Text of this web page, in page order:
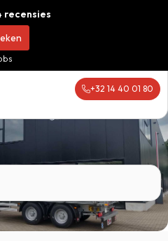
recensies
+32 14 40 01 80